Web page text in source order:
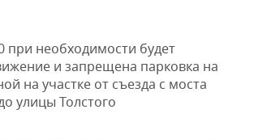
ДОХОДАХ
ПФО
при необходимости будет
и запрещена парковка на
на участке от съезда с моста
улицы Толстого